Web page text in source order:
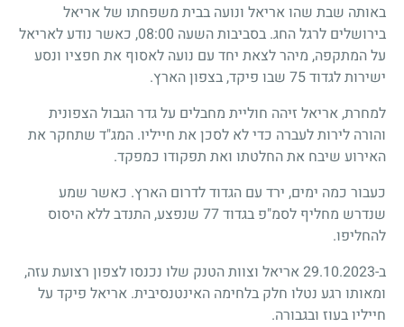
באותה שבת שהו אריאל ונועה בבית משפחתו של אריאל
בירושלים לרגל החג. בסביבות השעה 08:00, כאשר נודע לאריאל
על המתקפה, מיהר לצאת יחד עם נועה לאסוף את חפציו ונסע
ישירות לגדוד 75 שבו פיקד, בצפון הארץ.
למחרת, אריאל זיהה חוליית מחבלים על גדר הגבול הצפונית
והורה לירות לעברה כדי לא לסכן את חייליו. המג"ד שתחקר את
האירוע שיבח את החלטתו ואת תפקודו כמפקד.
כעבור כמה ימים, ירד עם הגדוד לדרום הארץ. כאשר שמע
שנדרש מחליף לסמ"פ בגדוד 77 שנפצע, התנדב ללא היסוס
להחליפו.
ב-29.10.2023 אריאל וצוות הטנק שלו נכנסו לצפון רצועת עזה,
ומאותו רגע נטלו חלק בלחימה האינטנסיבית. אריאל פיקד על
חייליו בעוז ובגבורה.